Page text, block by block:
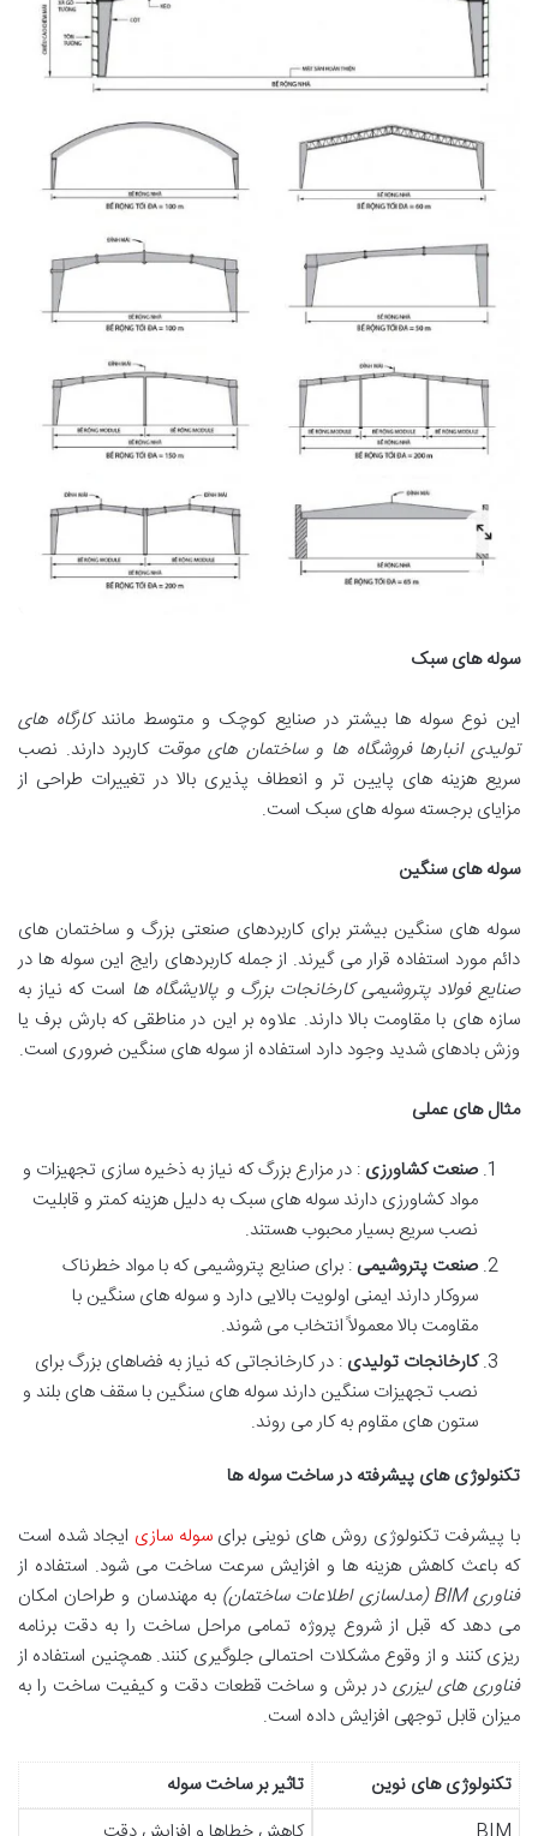
سوله های سبک
این نوع سوله ها بیشتر در صنایع کوچک و متوسط مانندکارگاه های
تولیدی انبارها فروشگاه ها و ساختمان های موقت کاربرد دارند. نصب
سریع هزینه های پایین تر و انعطاف پذیری بالا در تغییرات طراحی از
مزایای برجسته سوله های سبک است.
سوله های سنگین
سوله های سنگین بیشتر برای کاربردهای صنعتی بزرگ و ساختمان های
دائم مورد استفاده قرار می گیرند. از جمله کاربردهای رایج این سوله ها در
صنایع فولاد پتروشیمی کارخانجات بزرگ و پالایشگاه ها است که نیاز به
سازه های با مقاومت بالا دارند. علاوه بر این در مناطقی که بارش برف یا
وزش بادهای شدید وجود دارد استفاده از سوله های سنگین ضروری است.
مثال های عملی
صنعت کشاورزی : در مزارع بزرگ که نیاز به ذخیره سازی تجهیزات و
مواد کشاورزی دارند سوله های سبک به دلیل هزینه کمتر و قابلیت
نصب سریع بسیار محبوب هستند.
صنعت پتروشیمی : برای صنایع پتروشیمی که با مواد خطرناک
سروکار دارند ایمنی اولویت بالایی دارد و سوله های سنگین با
مقاومت بالا معمولاً انتخاب می شوند.
کارخانجات تولیدی : در کارخانجاتی که نیاز به فضاهای بزرگ برای
نصب تجهیزات سنگین دارند سوله های سنگین با سقف های بلند و
ستون های مقاوم به کار می روند.
تکنولوژی های پیشرفته در ساخت سوله ها
با پیشرفت تکنولوژی روش های نوینی برایسوله سازی ایجاد شده است
که باعث کاهش هزینه ها و افزایش سرعت ساخت می شود. استفاده از
فناوریBIM ( مدلسازی اطلاعات ساختمان) به مهندسان و طراحان امکان
می دهد که قبل از شروع پروژه تمامی مراحل ساخت را به دقت برنامه
ریزی کنند و از وقوع مشکلات احتمالی جلوگیری کنند. همچنین استفاده از
فناوری های لیزریدر برش و ساخت قطعات دقت و کیفیت ساخت را به
میزان قابل توجهی افزایش داده است.
تکنولوژی های نوین
تاثیر بر ساخت سوله